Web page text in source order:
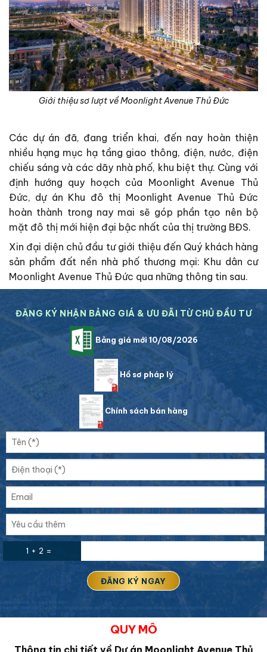
Giới thiệu sơ lượt về Moonlight Avenue Thủ Đức
Các dự án đã, đang triển khai, đến nay hoàn thiện
nhiều hạng mục hạ tầng giao thông, điện, nước, điện
chiếu sáng và các dãy nhà phố, khu biệt thự. Cùng với
định hướng quy hoạch của Moonlight Avenue Thủ
Đức, dự án Khu đô thị Moonlight Avenue Thủ Đức
hoàn thành trong nay mai sẽ góp phần tạo nên bộ
mặt đô thị mới hiện đại bậc nhất của thị trường BĐS.
Xin đại diện chủ đầu tư giới thiệu đến Quý khách hàng
sản phẩm đất nền nhà phố thương mại: Khu dân cư
Moonlight Avenue Thủ Đức qua những thông tin sau.
ĐĂNG KÝ NHẬN BẢNG GIÁ & ƯU ĐÃI TỪ CHỦ ĐẦU TƯ
Bảng giá mới 10/08/2026
Hồ sơ pháp lý
Chính sách bán hàng
1 + 2 =
QUY MÔ